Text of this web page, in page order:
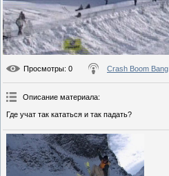
Просмотры: 0 Crash Boom Bang
Описание материала:
Где учат так кататься и так падать?